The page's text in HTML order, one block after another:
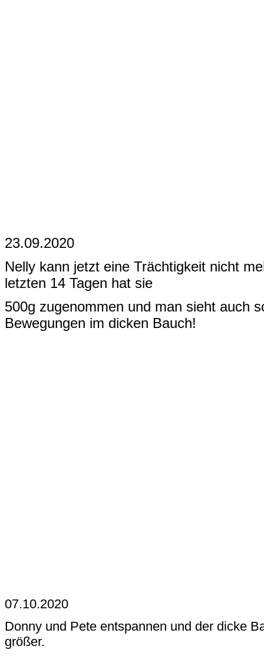
23.09.2020
Nelly kann jetzt eine Trächtigkeit nicht
letzten 14 Tagen hat sie
500g zugenommen und man sieht auch
Bewegungen im dicken Bauch!
07.10.2020
Donny und Pete entspannen und der dicke
größer.